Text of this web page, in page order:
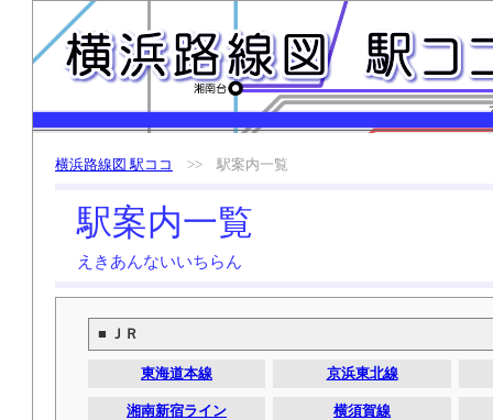
横浜路線図 駅ココ >> 駅案内一覧
駅案内一覧
えきあんないいちらん
■ ＪＲ
東海道本線 京浜東北線
湘南新宿ライン 横須賀線